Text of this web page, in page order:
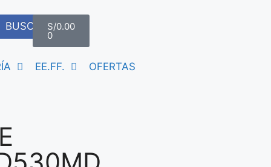
BUSCAR S/0.00
0
EE.FF. OFERTAS